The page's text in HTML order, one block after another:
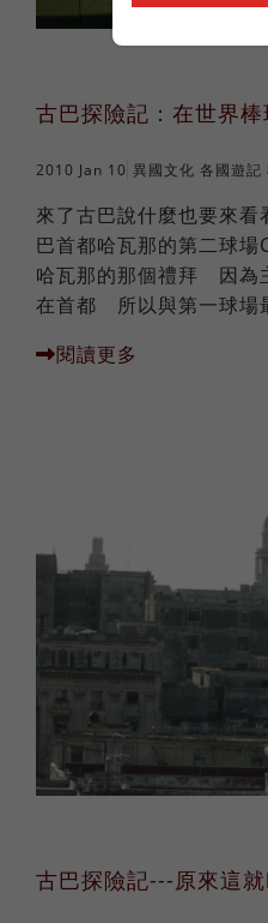
古巴探險記：在世界
2010 Jan 10 異國文化 各國遊記
來了古巴說什麼也要來
巴首都哈瓦那的第二球
哈瓦那的那個禮拜 因
在首都 所以與第一球場
閱讀更多
古巴探險記---原來這就